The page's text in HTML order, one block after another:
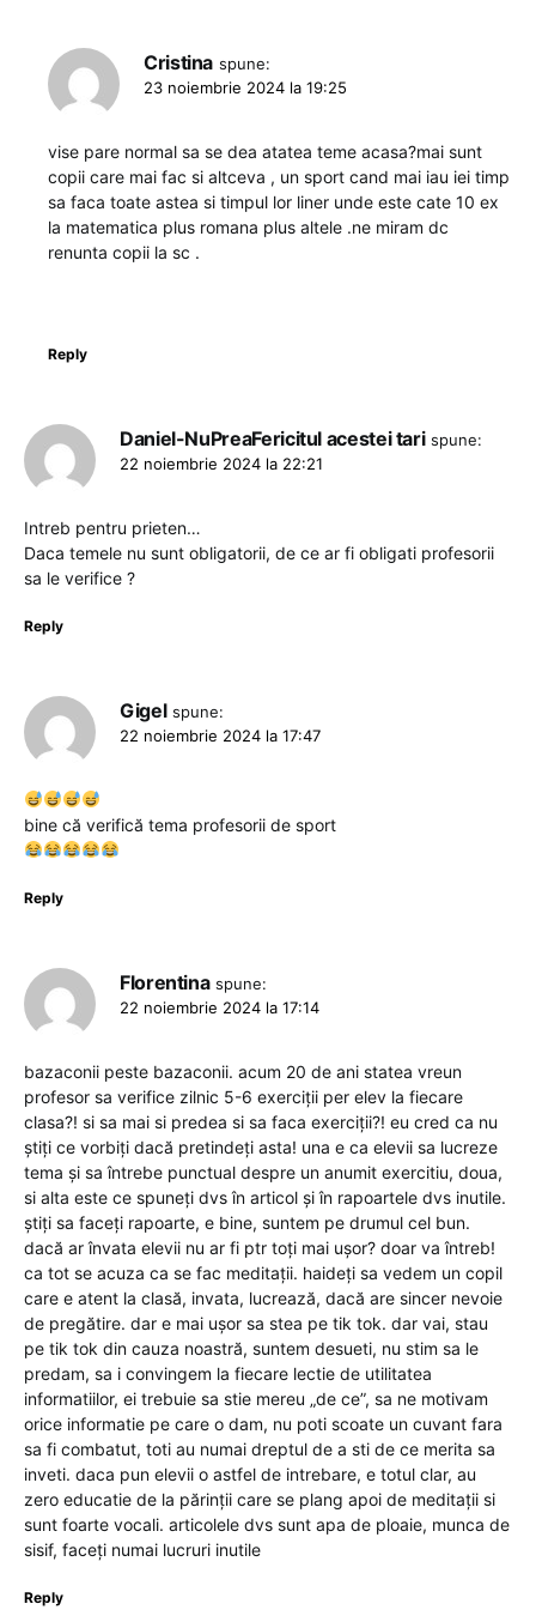
Cristina spune:
23 noiembrie 2024 la 19:25
vise pare normal sa se dea atatea teme acasa?mai sunt
copii care mai fac si altceva , un sport cand mai iau iei timp
sa faca toate astea si timpul lor liner unde este cate 10 ex
la matematica plus romana plus altele .ne miram dc
renunta copii la sc .
Reply
Daniel-NuPreaFericitul acestei tari spune:
22 noiembrie 2024 la 22:21
Intreb pentru prieten…
Daca temele nu sunt obligatorii, de ce ar fi obligati profesorii
sa le verifice ?
Reply
Gigel spune:
22 noiembrie 2024 la 17:47
bine că verifică tema profesorii de sport
Reply
Florentina spune:
22 noiembrie 2024 la 17:14
bazaconii peste bazaconii. acum 20 de ani statea vreun
profesor sa verifice zilnic 5-6 exerciții per elev la fiecare
clasa?! si sa mai si predea si sa faca exerciții?! eu cred ca nu
știți ce vorbiți dacă pretindeți asta! una e ca elevii sa lucreze
tema și sa întrebe punctual despre un anumit exercitiu, doua,
si alta este ce spuneți dvs în articol și în rapoartele dvs inutile.
știți sa faceți rapoarte, e bine, suntem pe drumul cel bun.
dacă ar învata elevii nu ar fi ptr toți mai ușor? doar va întreb!
ca tot se acuza ca se fac meditații. haideți sa vedem un copil
care e atent la clasă, invata, lucrează, dacă are sincer nevoie
de pregătire. dar e mai ușor sa stea pe tik tok. dar vai, stau
pe tik tok din cauza noastră, suntem desueti, nu stim sa le
predam, sa i convingem la fiecare lectie de utilitatea
informatiilor, ei trebuie sa stie mereu „de ce”, sa ne motivam
orice informatie pe care o dam, nu poti scoate un cuvant fara
sa fi combatut, toti au numai dreptul de a sti de ce merita sa
inveti. daca pun elevii o astfel de intrebare, e totul clar, au
zero educatie de la părinții care se plang apoi de meditații si
sunt foarte vocali. articolele dvs sunt apa de ploaie, munca de
sisif, faceți numai lucruri inutile
Reply